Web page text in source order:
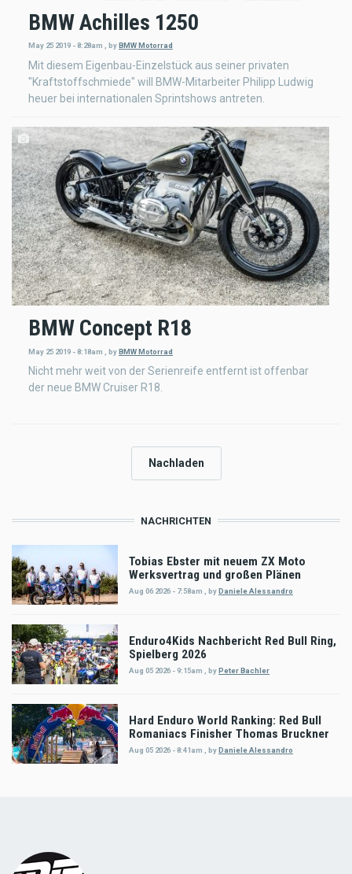
BMW Achilles 1250
May 25 2019 - 8:28am , by BMW Motorrad
Mit diesem Eigenbau-Einzelstück aus seiner privaten
"Kraftstoffschmiede" will BMW-Mitarbeiter Philipp Ludwig
heuer bei internationalen Sprintshows antreten.
BMW Concept R18
May 25 2019 - 8:18am byBMW Motorrad
Nicht mehr weit von der Serienreife entfernt ist offenbar
der neue BMW Cruiser R18.
Nachladen
NACHRICHTEN
Tobias Ebster mit neuem ZX Moto
Werksvertrag und großen Plänen
Aug 06 2026 - 7:58am , by Daniele Alessandro
Enduro4Kids Nachbericht Red Bull Ring,
Spielberg 2026
Aug 05 2026 - 9:15am byPeter Bachler
Hard Enduro World Ranking: Red Bull
Romaniacs Finisher Thomas Bruckner
Aug 05 2026 - 8:41am byDaniele Alessandro